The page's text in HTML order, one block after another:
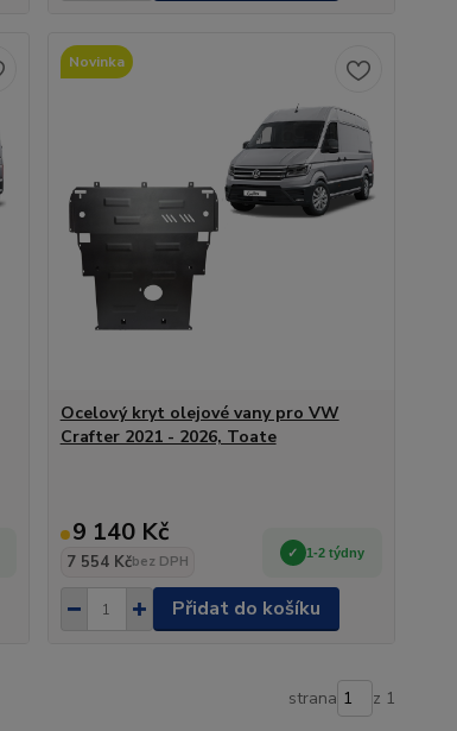
Novinka
Ocelový kryt olejové vany pro VW
Crafter 2021 - 2026, Toate
9 140 Kč
7 554 Kčbez DPH
1-2 týdny
Přidat do košíku
strana z 1